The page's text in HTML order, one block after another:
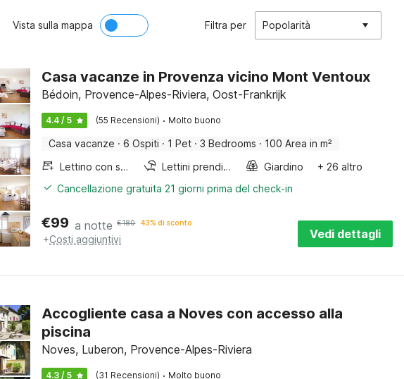
Vista sulla mappa Filtra per Popolarità
Casa vacanze in Provenza vicino Mont Ventoux
Bédoin, Provence-Alpes-Riviera, Oost-Frankrijk
4.4 / 5 (55 Recensioni) · Molto buono
Casa vacanze · 6 Ospiti · 1 Pet · 3 Bedrooms · 100 Area in m²
Lettino con sponde
Lettini prendisole Giardino
+ 26 altro
Cancellazione gratuita 21 giorni prima del check-in
€99 a notte €180 43% di sconto
+Costi aggiuntivi Vedi dettagli
Accogliente casa a Noves con accesso alla
piscina
Noves, Luberon, Provence-Alpes-Riviera
4.3 / 5 (31 Recensioni) · Molto buono